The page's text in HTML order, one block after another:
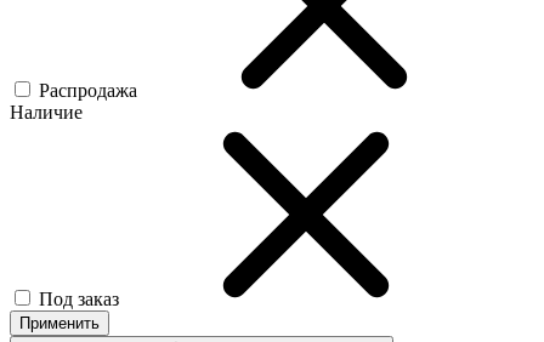
Распродажа
Наличие
Под заказ
Применить